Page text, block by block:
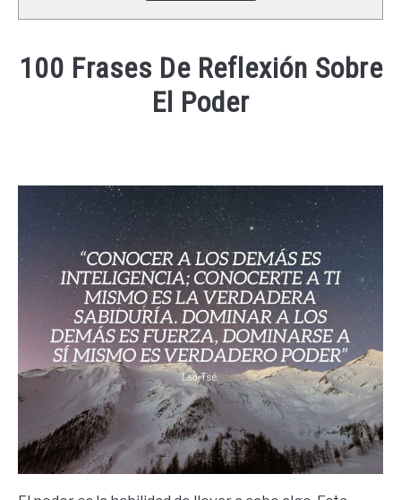
100 Frases De Reflexión Sobre
El Poder
Frases